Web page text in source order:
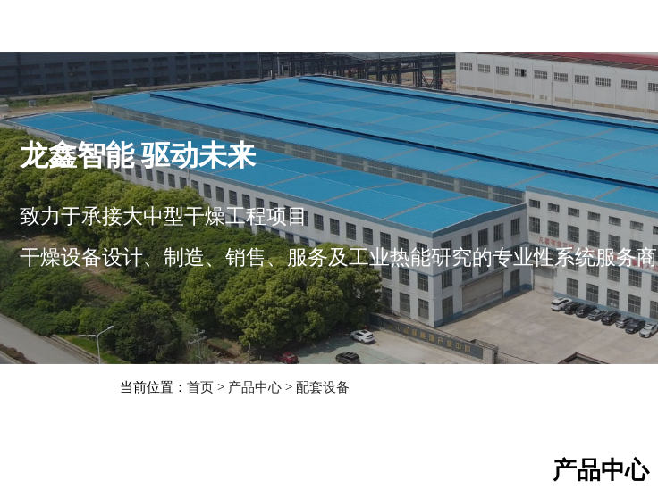
龙鑫智能 驱动未来
致力于承接大中型干燥工程项目
干燥设备设计、制造、销售、服务及工业热能研究的专业性系统服务商
当前位置：首页 > 产品中心 > 配套设备
产品中心